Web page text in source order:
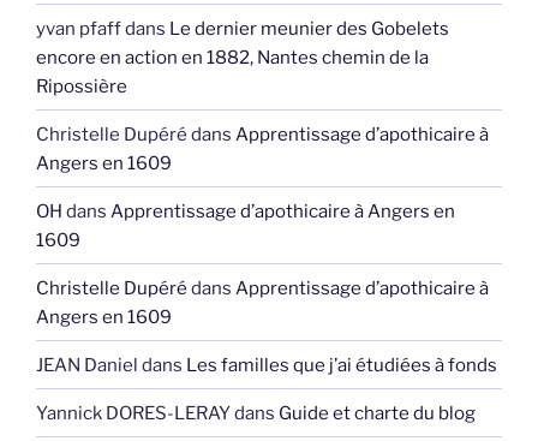
yvan pfaffdans Le dernier meunier des Gobelets
encore en action en 1882, Nantes chemin de la
Ripossière
Christelle Dupéré dans Apprentissage d’apothicaire à
Angers en 1609
OH dans Apprentissage d’apothicaire à Angers en
1609
Christelle Dupéré dans Apprentissage d’apothicaire à
Angers en 1609
JEAN Daniel dans Les familles que j’ai étudiées à fonds
Yannick DORES-LERAYdans Guide et charte du blog